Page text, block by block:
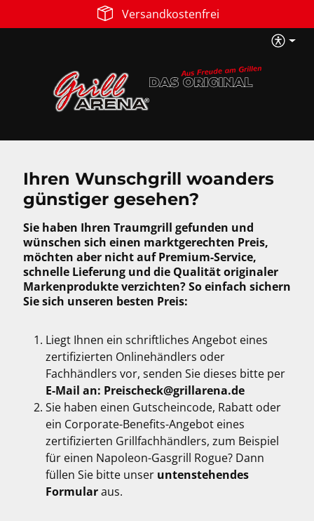
Zum Hauptinhalt springenVersandkostenfrei
Ihren Wunschgrill woanders
günstiger gesehen?
Sie haben Ihren Traumgrill gefunden und
wünschen sich einen marktgerechten Preis,
möchten aber nicht auf Premium-Service,
schnelle Lieferung und die Qualität originaler
Markenprodukte verzichten? So einfach sichern
Sie sich unseren besten Preis:
Liegt Ihnen ein schriftliches Angebot eines
zertifizierten Onlinehändlers oder
Fachhändlers vor, senden Sie dieses bitte per
E-Mail an: Preischeck@grillarena.de
Sie haben einen Gutscheincode, Rabatt oder
ein Corporate-Benefits-Angebot eines
zertifizierten Grillfachhändlers, zum Beispiel
für einen Napoleon-Gasgrill Rogue? Dann
füllen Sie bitte unser untenstehendes
Formularaus.